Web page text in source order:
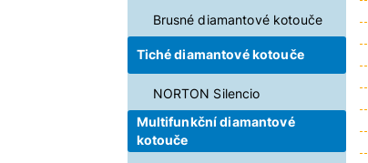
Brusné diamantové kotouče
Tiché diamantové kotouče
NORTON Silencio
Multifunkční diamantové
kotouče